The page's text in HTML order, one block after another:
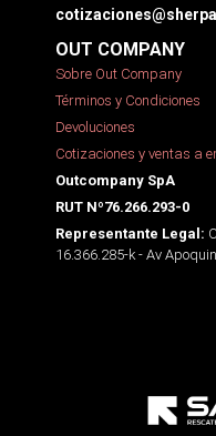
OUT COMPANY
Sobre Out Company
Términos y Condiciones
Devoluciones
Cotizaciones y ventas a
Outcompany SpA
RUT Nº76.266.293-0
Representante Legal:
16.366.285-k - Av